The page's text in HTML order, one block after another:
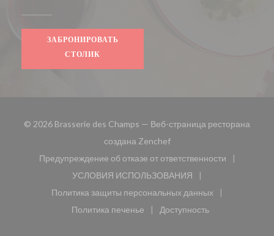
ЗАБРОНИРОВАТЬ
СТОЛИК
© 2026 Brasserie des Champs — Веб-страница ресторана
создана Zenchef((открывается в новом
Предупреждение об отказе от ответственности
((открывается в новом окне))
УСЛОВИЯ ИСПОЛЬЗОВАНИЯ
((открывается в новом окне))
Политика защиты персональных данных
((открывается в новом окне))
Политика печенье
((открывается в новом окне))
Доступность